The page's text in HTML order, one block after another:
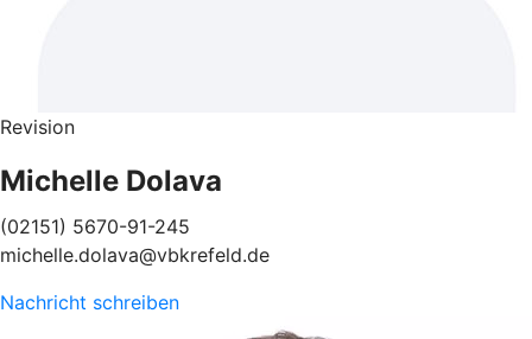
Revision
Michelle Dolava
(02151) 5670-91-245
michelle.dolava@vbkrefeld.de
Nachricht schreiben